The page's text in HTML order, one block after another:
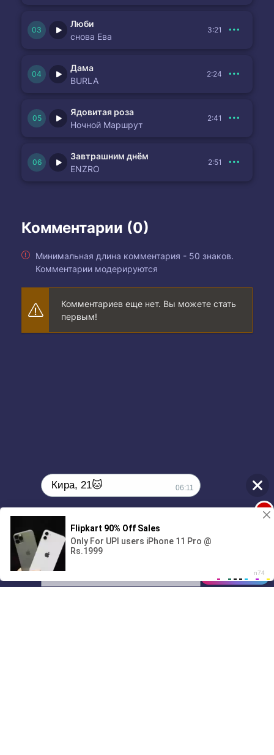
Люби
снова Ева
3:21
Дама
BURLA
2:24
Ядовитая роза
Ночной Маршрут
2:41
Завтрашним днём
ENZRO
2:51
Комментарии (0)
Минимальная длина комментария - 50 знаков.
Комментарии модерируются
Комментариев еще нет. Вы можете стать
первым!
01/07
00:00
Кира, 21🐱 06:11
Поиграешь со мной? 💖🐾
1